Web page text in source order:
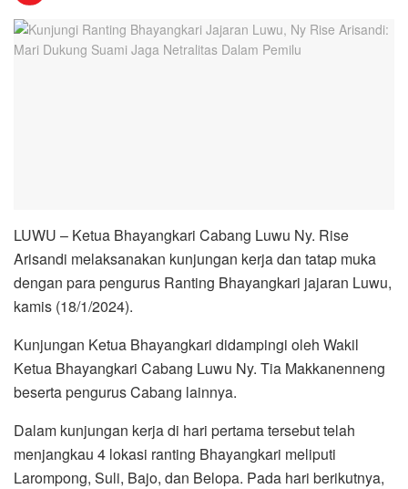
LUWU – Ketua Bhayangkari Cabang Luwu Ny. Rise
Arisandi melaksanakan kunjungan kerja dan tatap muka
dengan para pengurus Ranting Bhayangkari jajaran Luwu,
kamis (18/1/2024).
Kunjungan Ketua Bhayangkari didampingi oleh Wakil
Ketua Bhayangkari Cabang Luwu Ny. Tia Makkanenneng
beserta pengurus Cabang lainnya.
Dalam kunjungan kerja di hari pertama tersebut telah
menjangkau 4 lokasi ranting Bhayangkari meliputi
Larompong, Suli, Bajo, dan Belopa. Pada hari berikutnya,